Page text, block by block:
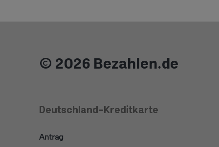
© 2026 Bezahlen.de
Deutschland-Kreditkarte
Antrag